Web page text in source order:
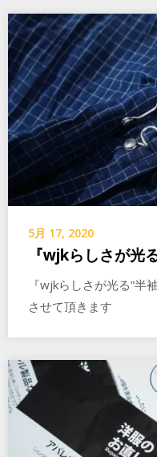
5月 17, 2020
『wjkらしさが光
『wjkらしさが光る”半
させて頂きます